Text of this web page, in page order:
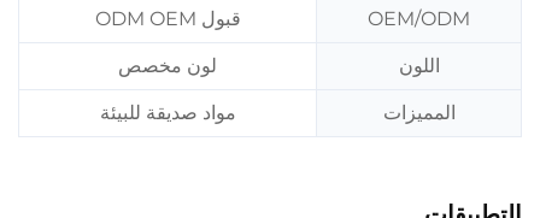
OEM/ODM قبول ODM OEM
اللون لون مخصص
المميزات مواد صديقة للبيئة